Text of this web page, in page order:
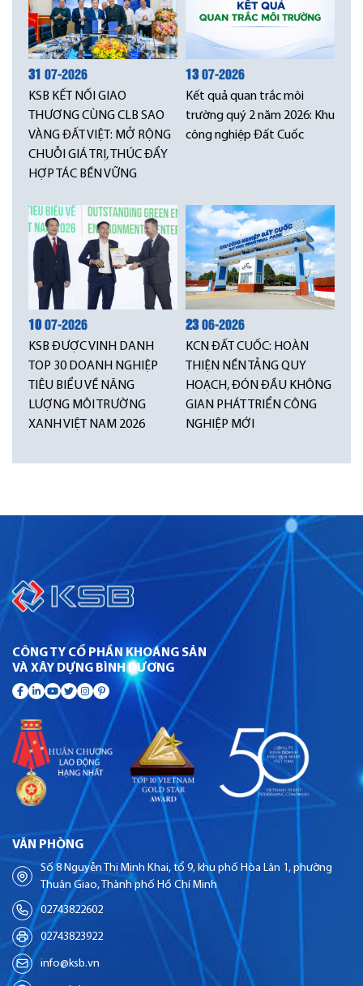
31 07-2026
KSB KẾT NỐI GIAO
THƯƠNG CÙNG CLB SAO
VÀNG ĐẤT VIỆT: MỞ RỘNG
CHUỖI GIÁ TRỊ, THÚC ĐẨY
HỢP TÁC BỀN VỮNG
1307-2026
Kết quả quan trắc môi
trường quý 2 năm 2026: Khu
công nghiệp Đất Cuốc
1007-2026
KSB ĐƯỢC VINH DANH
TOP 30 DOANH NGHIỆP
TIÊU BIỂU VỀ NĂNG
LƯỢNG MÔI TRƯỜNG
XANH VIỆT NAM 2026
2306-2026
KCN ĐẤT CUỐC: HOÀN
THIỆN NỀN TẢNG QUY
HOẠCH, ĐÓN ĐẦU KHÔNG
GIAN PHÁT TRIỂN CÔNG
NGHIỆP MỚI
CÔNG TY CỔ PHẦN KHOÁNG SẢN
VÀ XÂY DỰNG BÌNH DƯƠNG
VĂN PHÒNG
Số 8 Nguyễn Thị Minh Khai, tổ 9, khu phố Hòa Lân 1, phường
Thuận Giao, Thành phố Hồ Chí Minh
02743822602
02743823922
info@ksb.vn